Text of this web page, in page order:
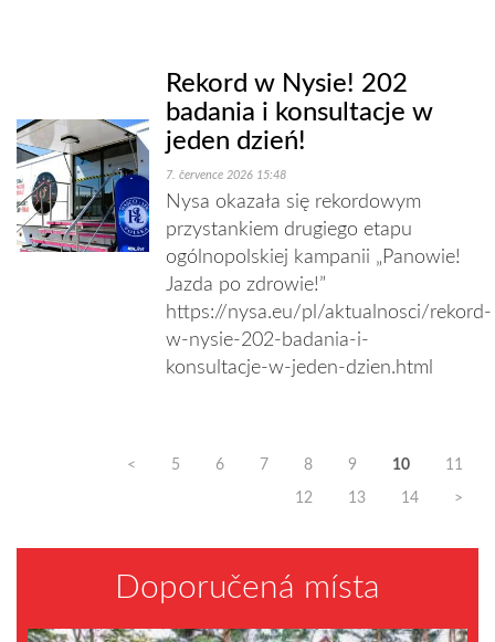
Rekord w Nysie! 202
badania i konsultacje w
jeden dzień!
7. července 2026 15:48
Nysa okazała się rekordowym
przystankiem drugiego etapu
ogólnopolskiej kampanii „Panowie!
Jazda po zdrowie!”
https://nysa.eu/pl/aktualnosci/rekord-
w-nysie-202-badania-i-
konsultacje-w-jeden-dzien.html
< 5 6 7 8 9 10 11
12 13 14 >
Doporučená místa